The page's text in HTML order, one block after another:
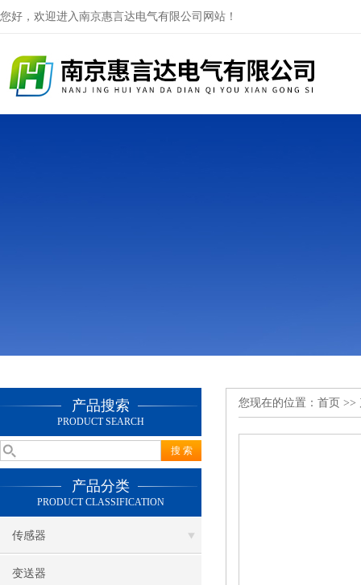
您好，欢迎进入南京惠言达电气有限公司网站！
产品搜索
PRODUCT SEARCH
产品分类
PRODUCT CLASSIFICATION
传感器
变送器
您现在的位置： 首页 >>